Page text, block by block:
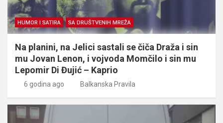
HUMOR I SATIRA SA DRUŠTVENIH MREŽA
Na planini, na Jelici sastali se čiča Draža i sin
mu Jovan Lenon, i vojvoda Momčilo i sin mu
Lepomir Di Đujić – Kaprio
6 godina ago Balkanska Pravila